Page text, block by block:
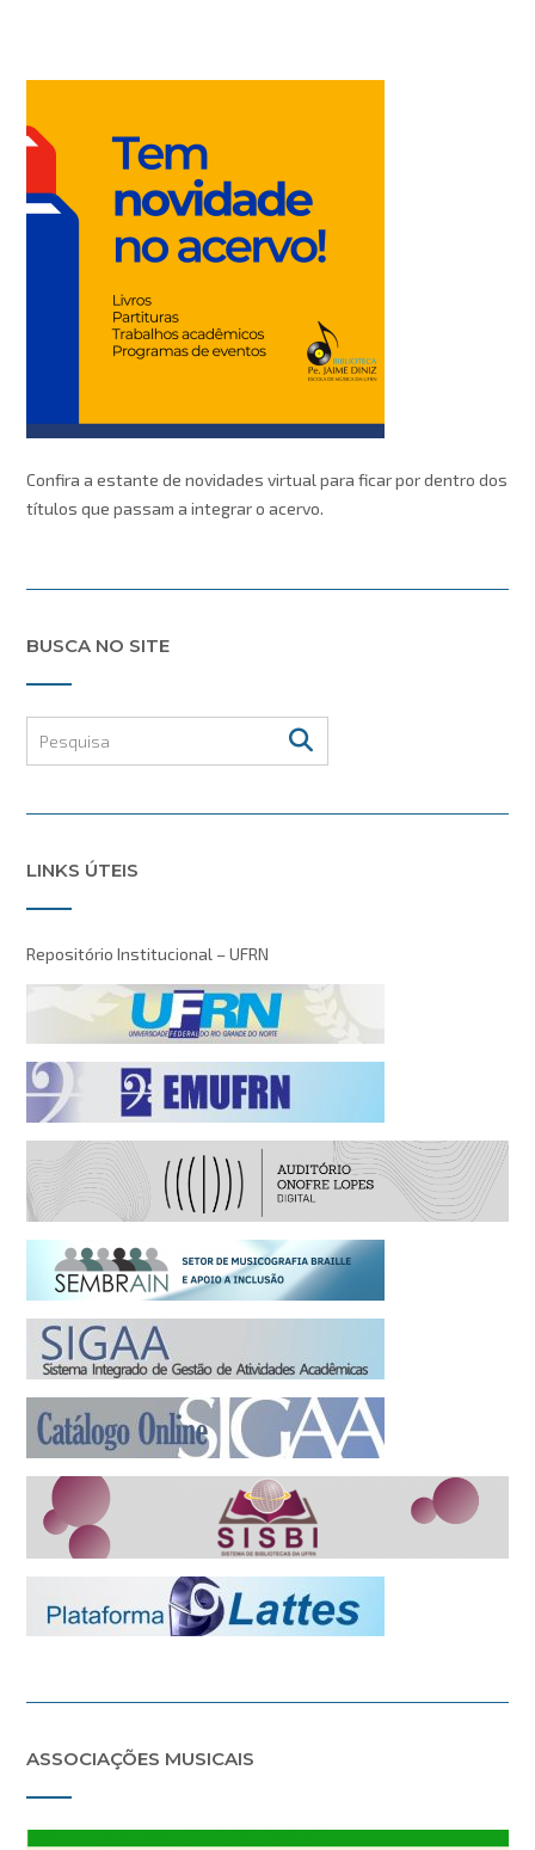
Confira a estante de novidades virtual para ficar por dentro dos
títulos que passam a integrar o acervo.
BUSCA NO SITE
LINKS ÚTEIS
Repositório Institucional – UFRN
ASSOCIAÇÕES MUSICAIS